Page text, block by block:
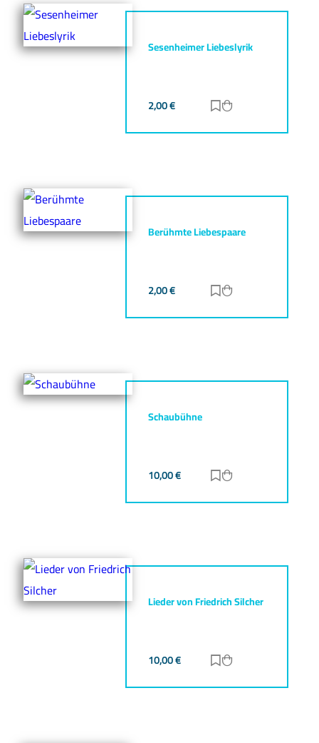
Sesenheimer Liebeslyrik
2,00€ Zur Merkliste
Berühmte Liebespaare
2,00€ Zur Merkliste
Schaubühne
10,00€ Zur Merkliste
Lieder von Friedrich Silcher
10,00€ Zur Merkliste